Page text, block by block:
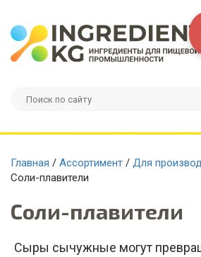
Главная / Ассортимент / Для
Соли-плавители
Соли-плавители
Сыры сычужные могут